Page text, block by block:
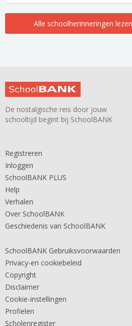
Alle schoolherinneringen
De nostalgische reis door jouw
schooltijd begint bij SchoolBANK
Registreren
Inloggen
SchoolBANK PLUS
Help
Verhalen
Over SchoolBANK
Geschiedenis van SchoolBANK
SchoolBANK Gebruiksvoorwaarden
Privacy-en cookiebeleid
Copyright
Disclaimer
Cookie-instellingen
Profielen
Scholenregister